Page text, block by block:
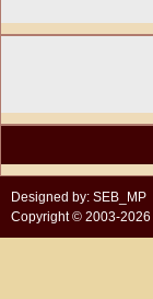
Designed by: SEB_MP
Copyright © 2003-2026